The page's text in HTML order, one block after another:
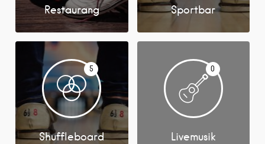
Restaurang Sportbar
5
Shuffleboard
0
Livemusik